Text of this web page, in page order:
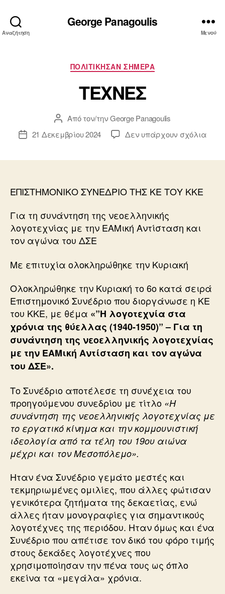
Αναζήτηση
George Panagoulis
Μενού
Κατηγορίες
ΠΟΛΙΤΙΚΗΣΑΝ ΣΗΜΕΡΑ
ΤΕΧΝΕΣ
Συντάκτης
άρθρου
Από τον/τηνGeorge Panagoulis
Ημ.21 Δεκεμβρίου 2024 Δεν υπάρχουν σχόλιαστο
ΕΠΙΣΤΗΜΟΝΙΚΟ ΣΥΝΕΔΡΙΟ ΤΗΣ ΚΕ ΤΟΥ ΚΚΕ
Για τη συνάντηση της νεοελληνικής
λογοτεχνίας με την ΕΑΜική Αντίσταση και
τον αγώνα του ΔΣΕ
Με επιτυχία ολοκληρώθηκε την Κυριακή
Ολοκληρώθηκε την Κυριακή το 6ο κατά σειρά
Επιστημονικό Συνέδριο που διοργάνωσε η ΚΕ
του ΚΚΕ, με θέμα «”Η λογοτεχνία στα
χρόνια της θύελλας (1940-1950)” – Για τη
συνάντηση της νεοελληνικής λογοτεχνίας
με την ΕΑΜική Αντίσταση και τον αγώνα
του ΔΣΕ».
Το Συνέδριο αποτέλεσε τη συνέχεια του
προηγούμενου συνεδρίου με τίτλο «Η
συνάντηση της νεοελληνικής λογοτεχνίας με
το εργατικό κίνημα και την κομμουνιστική
ιδεολογία από τα τέλη του 19ου αιώνα
μέχρι και τον Μεσοπόλεμο».
Ηταν ένα Συνέδριο γεμάτο μεστές και
τεκμηριωμένες ομιλίες, που άλλες φώτισαν
γενικότερα ζητήματα της δεκαετίας, ενώ
άλλες ήταν μονογραφίες για σημαντικούς
λογοτέχνες της περιόδου. Ηταν όμως και ένα
Συνέδριο που απέτισε τον δικό του φόρο τιμής
στους δεκάδες λογοτέχνες που
χρησιμοποίησαν την πένα τους ως όπλο
εκείνα τα «μεγάλα» χρόνια.